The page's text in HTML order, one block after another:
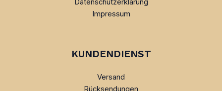
Datenschutzerklärung
Impressum
KUNDENDIENST
Versand
Rücksendungen